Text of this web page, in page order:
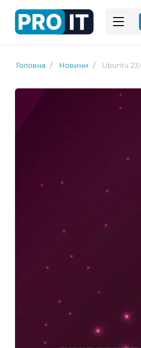
Головна Новини